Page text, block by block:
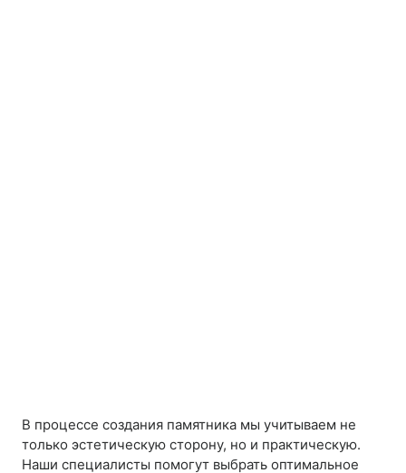
В процессе создания памятника мы учитываем не
только эстетическую сторону, но и практическую.
Наши специалисты помогут выбрать оптимальное